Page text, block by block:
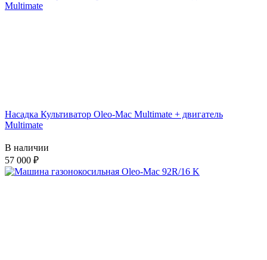
Насадка Культиватор Oleo-Mac Multimate + двигатель
Multimate
В наличии
57 000